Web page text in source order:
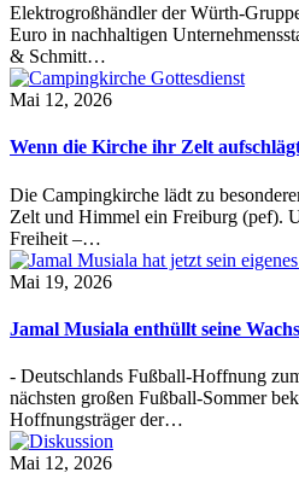
Elektrogroßhändler der Würth-
Euro in nachhaltigen
& Schmitt…
Mai 12, 2026
Wenn die Kirche ihr Zelt
Die Campingkirche lädt zu
Zelt und Himmel ein Freiburg (pef).
Freiheit –…
Mai 19, 2026
Jamal Musiala enthüllt seine
- Deutschlands Fußball-Hoffnung
nächsten großen Fußball-Sommer
Hoffnungsträger der…
Mai 12, 2026